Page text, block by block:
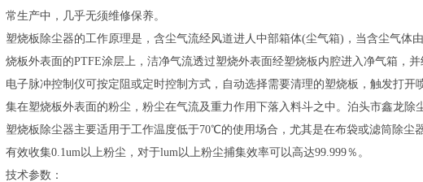
常生产中，几乎无须维修保养。
塑烧板除尘器的工作原理是，含尘气流经风道进人中部箱体(尘气箱)，当含尘气体
烧板外表面的PTFE涂层上，洁净气流透过塑烧外表面经塑烧板内腔进入净气箱，
电子脉冲控制仪可按定阻或定时控制方式，自动选择需要清理的塑烧板，触发打
集在塑烧板外表面的粉尘，粉尘在气流及重力作用下落入料斗之中。泊头市鑫龙
塑烧板除尘器主要适用于工作温度低于70℃的使用场合，尤其是在布袋或滤筒除尘
有效收集0.1um以上粉尘，对于lum以上粉尘捕集效率可以高达99.999％。
技术参数：